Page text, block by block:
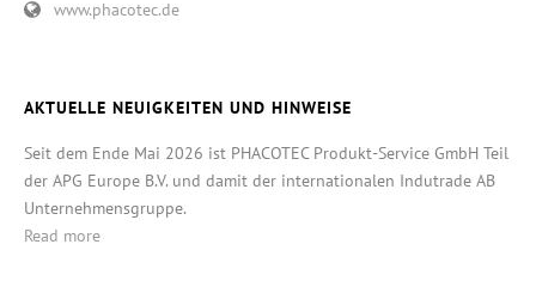
www.phacotec.de
AKTUELLE NEUIGKEITEN UND HINWEISE
Seit dem Ende Mai 2026 ist PHACOTEC Produkt-Service GmbH Teil
der APG Europe B.V. und damit der internationalen Indutrade AB
Unternehmensgruppe.
Read more